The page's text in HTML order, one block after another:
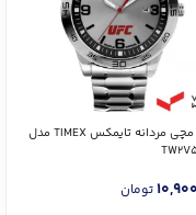
ساعت مچی مردانه تایمکس TIMEX مدل
تومان